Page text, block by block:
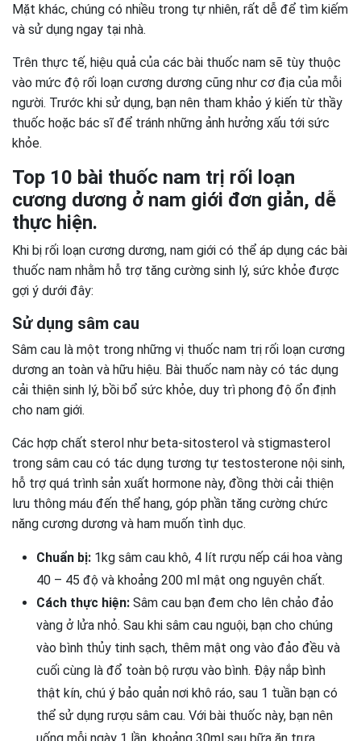
Mặt khác, chúng có nhiều trong tự nhiên, rất dễ để tìm kiếm
và sử dụng ngay tại nhà.
Trên thực tế, hiệu quả của các bài thuốc nam sẽ tùy thuộc
vào mức độ rối loạn cương dương cũng như cơ địa của mỗi
người. Trước khi sử dụng, bạn nên tham khảo ý kiến từ thầy
thuốc hoặc bác sĩ để tránh những ảnh hưởng xấu tới sức
khỏe.
Top 10 bài thuốc nam trị rối loạn
cương dương ở nam giới đơn giản, dễ
thực hiện.
Khi bị rối loạn cương dương, nam giới có thể áp dụng các bài
thuốc nam nhằm hỗ trợ tăng cường sinh lý, sức khỏe được
gợi ý dưới đây:
Sử dụng sâm cau
Sâm cau là một trong những vị thuốc nam trị rối loạn cương
dương an toàn và hữu hiệu. Bài thuốc nam này có tác dụng
cải thiện sinh lý, bồi bổ sức khỏe, duy trì phong độ ổn định
cho nam giới.
Các hợp chất sterol như beta-sitosterol và stigmasterol
trong sâm cau có tác dụng tương tự testosterone nội sinh,
hỗ trợ quá trình sản xuất hormone này, đồng thời cải thiện
lưu thông máu đến thể hang, góp phần tăng cường chức
năng cương dương và ham muốn tình dục.
Chuẩn bị: 1kg sâm cau khô, 4 lít rượu nếp cái hoa vàng
40 – 45 độ và khoảng 200 ml mật ong nguyên chất.
Cách thực hiện: Sâm cau bạn đem cho lên chảo đảo
vàng ở lửa nhỏ. Sau khi sâm cau nguội, bạn cho chúng
vào bình thủy tinh sạch, thêm mật ong vào đảo đều và
cuối cùng là đổ toàn bộ rượu vào bình. Đậy nắp bình
thật kín, chú ý bảo quản nơi khô ráo, sau 1 tuần bạn có
thể sử dụng rượu sâm cau. Với bài thuốc này, bạn nên
uống mỗi ngày 1 lần, khoảng 30ml sau bữa ăn trưa.